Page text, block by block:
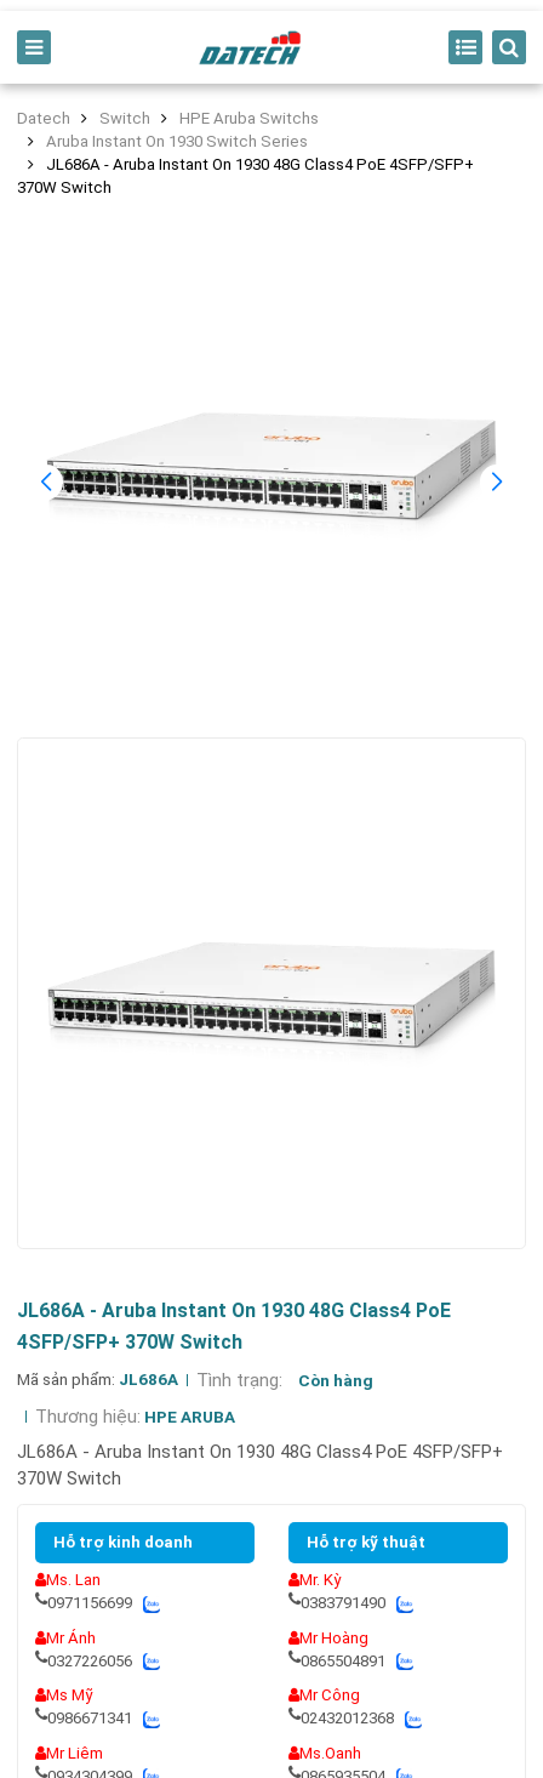
Datech Switch
HPE Aruba Switchs
Aruba Instant On 1930 Switch Series
JL686A - Aruba Instant On 1930 48G Class4 PoE 4SFP/SFP+
370W Switch
JL686A - Aruba Instant On 1930 48G Class4 PoE
4SFP/SFP+ 370W Switch
Mã sản phẩm: JL686A Tình trạng: Còn hàng
Thương hiệu: HPE ARUBA
JL686A - Aruba Instant On 1930 48G Class4 PoE 4SFP/SFP+
370W Switch
Hỗ trợ kinh doanh
Ms. Lan
0971156699
Mr Ánh
0327226056
Ms Mỹ
0986671341
Mr Liêm
Hỗ trợ kỹ thuật
Mr. Kỳ
0383791490
Mr Hoàng
0865504891
Mr Công
02432012368
Ms.Oanh